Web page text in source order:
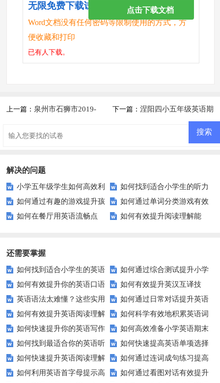
无限免费下载试卷
Word文档没有任何密码等限制使用的方式，方
便收藏和打印
已有人下载。
点击下载文档
上一篇： 泉州市石狮市2019-
试卷
下一篇： 涅阳四小五年级英语期
解决的问题
小学五年级学生如何高效利
用期末英语测试卷进行复习？
如何找到适合小学生的听力
测试题？这里有你需要的答案！
如何通过有趣的游戏提升孩
子的词汇拼写能力？
如何通过单词分类游戏有效
提高英语词汇量？
如何在餐厅用英语流畅点
如何有效提升阅读理解能
还需要掌握
如何找到适合小学生的英语
听力练习资源？
如何通过综合测试提升小学
生英语听说读写技能？
如何有效提升你的英语口语
表达能力？这5个技巧让你说一
口流利英语！
如何有效提升英汉互译技
巧？这些方法让你翻译更精准！
英语语法太难懂？这些实用
技巧让你轻松掌握！
如何通过日常对话提升英语
口语能力？试试这5个方法！
如何有效提升英语阅读理解
能力？这些技巧让你事半功倍！
如何科学有效地积累英语词
汇？
如何快速提升你的英语写作
技巧？这些建议助你一臂之力
如何高效准备小学英语期末
评估？这些技巧助你轻松过关！
如何找到最适合你的英语听
力测试？
如何快速提高英语单项选择
题的得分？
如何快速提升英语阅读理解
能力？这些技巧你必须知道！
如何通过连词成句练习提高
英语水平？
如何利用英语首字母提示高
如何通过看图对话有效提升